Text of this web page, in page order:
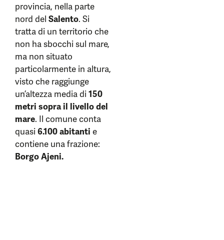
provincia, nella parte
nord del Salento. Si
tratta di un territorio che
non ha sbocchi sul mare,
ma non situato
particolarmente in altura,
visto che raggiunge
un’altezza media di150
metri sopra il livello del
mare. Il comune conta
quasi6.100 abitanti e
contiene una frazione:
Borgo Ajeni.